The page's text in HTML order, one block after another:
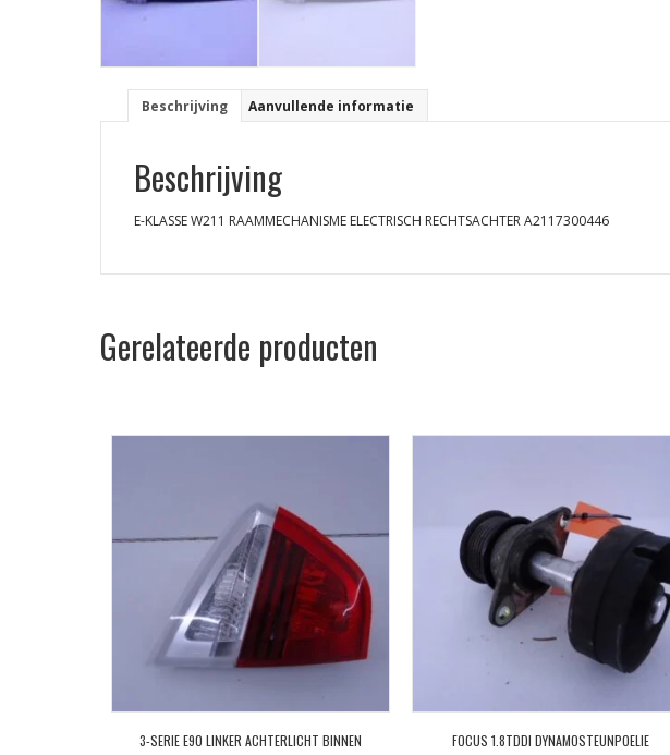
Beschrijving Aanvullende informatie
Beschrijving
E-KLASSE W211 RAAMMECHANISME ELECTRISCH RECHTSACHTER A2117300446
Gerelateerde producten
3-SERIE E90 LINKER ACHTERLICHT BINNEN FOCUS 1.8TDDI DYNAMOSTEUNPOELIE